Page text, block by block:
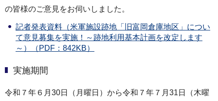
の皆様のご意見をお伺いしました。
記者発表資料（米軍施設跡地「旧富岡倉庫地区」につい
て意見募集を実施！～跡地利用基本計画を改定します
～）（PDF：842KB）
実施期間
令和７年６月30日（月曜日）から令和７年７月31日（木曜